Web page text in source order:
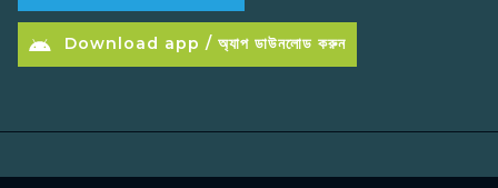
Download app / অ্যাপ ডাউনলোড করুন